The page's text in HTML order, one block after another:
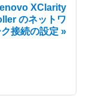
XClarity
のネットワ
接続の設定